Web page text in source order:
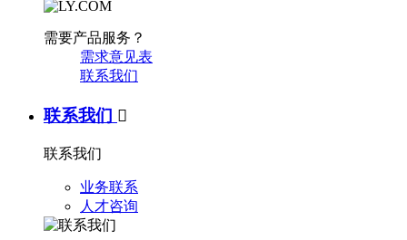
需要产品服务？
需求意见表
联系我们
联系我们 
联系我们
业务联系
人才咨询